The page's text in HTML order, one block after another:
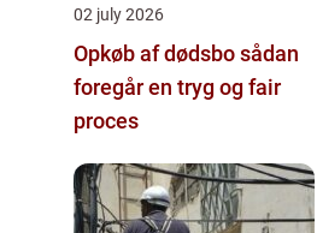
02 july 2026
Opkøb af dødsbo sådan
foregår en tryg og fair
proces